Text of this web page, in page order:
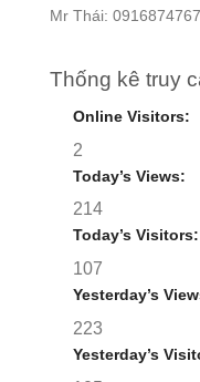
Mr Thái:
Thống kê truy
Online Visitors:
2
Today’s Views:
214
Today’s Visitors:
107
Yesterday’s
223
Yesterday’s